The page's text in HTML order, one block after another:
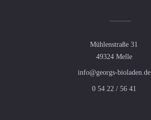
Mühlenstraße 31
49324 Melle
info@georgs-bioladen.de
0 54 22 / 56 41